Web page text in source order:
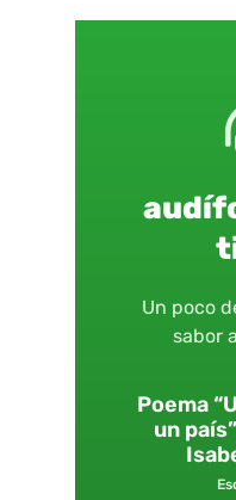
Un poco
sabor
Poema
un